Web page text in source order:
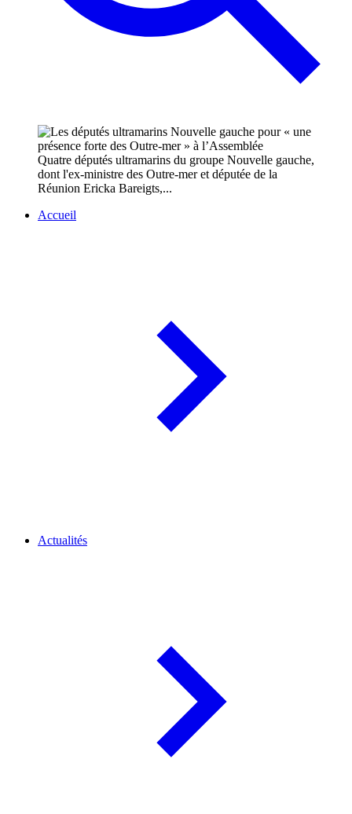
Quatre députés ultramarins du groupe Nouvelle gauche,
dont l'ex-ministre des Outre-mer et députée de la
Réunion Ericka Bareigts,...
Accueil
Actualités